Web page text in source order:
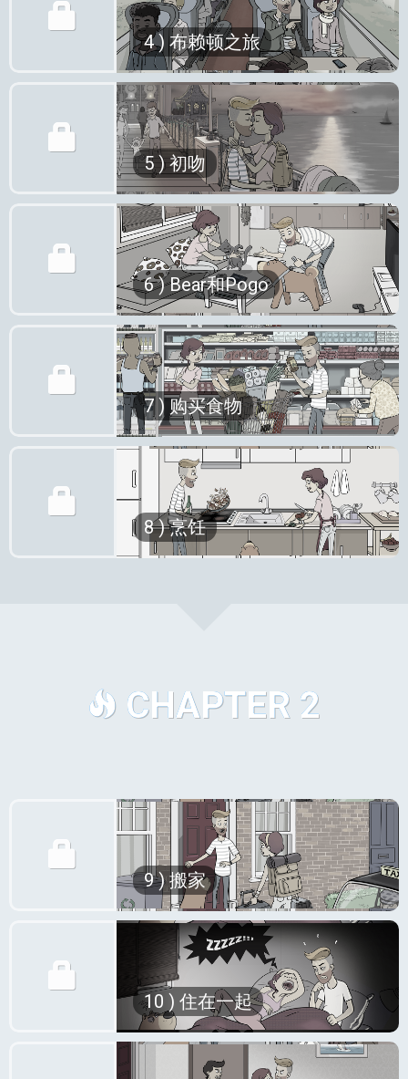
你感觉和刚开始调情的人一起乘坐长途
火车旅行会怎样？
你会感到害怕或有趣吗？
无论你的答案是什么，肯定你都会喜欢
与Mike和Cate一起乘坐火车旅行。
在这一集中，我们将前往伦敦附近海边
的一个可爱的小镇布莱顿，在火车上我
们将有充足的时间相互了解。
最重要的是，你将学会如何恰当的表达
对约会取消的愤怒...
让我们点击播放来学习如何做到这一
点！
4 ) 布赖顿之旅
不管它有多好或多坏都没关系，每个人
都记得他们的初吻......不是吗？
你认为什么样的人不记得他们的初吻？
让我告诉你：那些还没有初吻的人和混
蛋。
当你在谈论初吻和混蛋的同时，几乎不
可能不再继续谈论“没有人想要记住的
吻”的话题。 但我不会。
因为在这一集中，我们将与迈克和凯特
一起分享一个非常私密和重要的时刻。
让我们点击播放，在他们想要第一次接
吻时盯着他们！
5 ) 初吻
我们都知道第一印象有多重要，但你知
道做出决定只需要7秒钟吗？ （有些人
甚至说它只需要2秒！）
不幸的是，情况同样同样适用于猫和
狗。 他们只有几秒钟的时间给对方留
下一个很好的第一印象。
除了他们的人类朋友之外，他们不必在
不同的情况下反复留下一个很好的第一
印象，比如你第一次把你的男朋友或女
朋友带回家，或者更糟糕的是，你第一
次和他/她的家人们一起吃饭时！
在这一集中，我们将调查Mike冰箱里
没有的东西，并了解住在伦敦合租房屋
里的感受。
6 ) Bear和Pogo
有些人热衷于购买食物。 他们喜欢在
商店花费时间和检查价格等等，但有些
人却不喜欢！
就像Mike和Cate一样，他们似乎对购
物有着截然不同的看法。 但他们还不
能抱怨！
当你想到它时，尝试建立一种关系就像
学习一种不同的语言一样。 你必须面
点击播放在商店排队。
7 ) 购买食物
你想结束与某人的友谊吗？ 没问题！
请他们为你做点饭，吃完之后，说你不
喜欢！ 它会成功地结束你们的友谊，
在这一集中，我们将练习英语使用者在
日常生活中经常使用的一些词语，例如
8 ) 烹饪
CHAPTER 2
如果你是一个喜欢在困难模式下玩游戏
的人，你也许会喜欢上在伦敦寻找合适
的住宿地点！
如果你想玩更困难的模式，只找可以带
宠物的房子！ 这就是我们所说的噩梦
模式。 通过在伦敦各地徒步旅行来看
房，这也是减肥的好方法！
因此，如果你有一只宠物和非常有限的
预算，那么留在原地总是更好的，除非
你真的需要搬家！
9 ) 搬家
嘿！ 你在用我的牙刷吗？
洗完澡你为什么不清理下排水口的头
发？
不！ 轮到你做菜了！
10 ) 住在一起